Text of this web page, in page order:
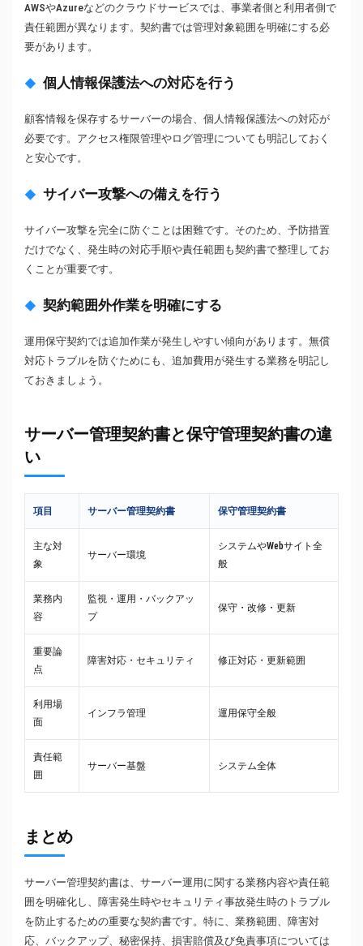
AWSやAzureなどのクラウドサービスでは、事業者側と利用者側で
責任範囲が異なります。契約書では管理対象範囲を明確にする必
要があります。
個人情報保護法への対応を行う
顧客情報を保存するサーバーの場合、個人情報保護法への対応が
必要です。アクセス権限管理やログ管理についても明記しておく
と安心です。
サイバー攻撃への備えを行う
サイバー攻撃を完全に防ぐことは困難です。そのため、予防措置
だけでなく、発生時の対応手順や責任範囲も契約書で整理してお
くことが重要です。
契約範囲外作業を明確にする
運用保守契約では追加作業が発生しやすい傾向があります。無償
対応トラブルを防ぐためにも、追加費用が発生する業務を明記し
ておきましょう。
サーバー管理契約書と保守管理契約書の違
い
項目 サーバー管理契約書 保守管理契約書
主な対
象
サーバー環境
システムやWebサイト全
般
業務内
容
監視・運用・バックアッ
プ
保守・改修・更新
重要論
点
障害対応・セキュリティ 修正対応・更新範囲
利用場
面
インフラ管理 運用保守全般
責任範
囲
サーバー基盤 システム全体
まとめ
サーバー管理契約書は、サーバー運用に関する業務内容や責任範
囲を明確化し、障害発生時やセキュリティ事故発生時のトラブル
を防止するための重要な契約書です。特に、業務範囲、障害対
応、バックアップ、秘密保持、損害賠償及び免責事項については